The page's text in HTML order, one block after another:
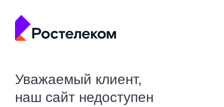
Уважаемый клиент,
наш сайт недоступен